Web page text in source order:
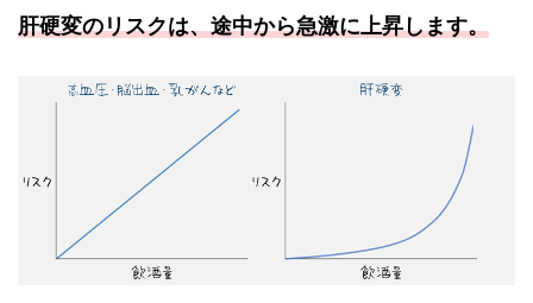
肝硬変のリスクは、途中から急激に上昇します。